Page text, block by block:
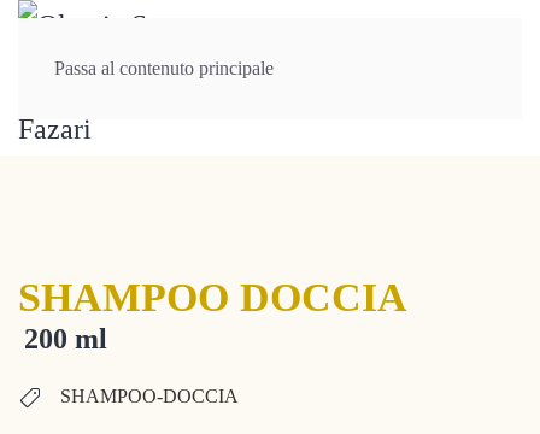
Passa al contenuto principale
SHAMPOO DOCCIA
200 ml
SHAMPOO-DOCCIA